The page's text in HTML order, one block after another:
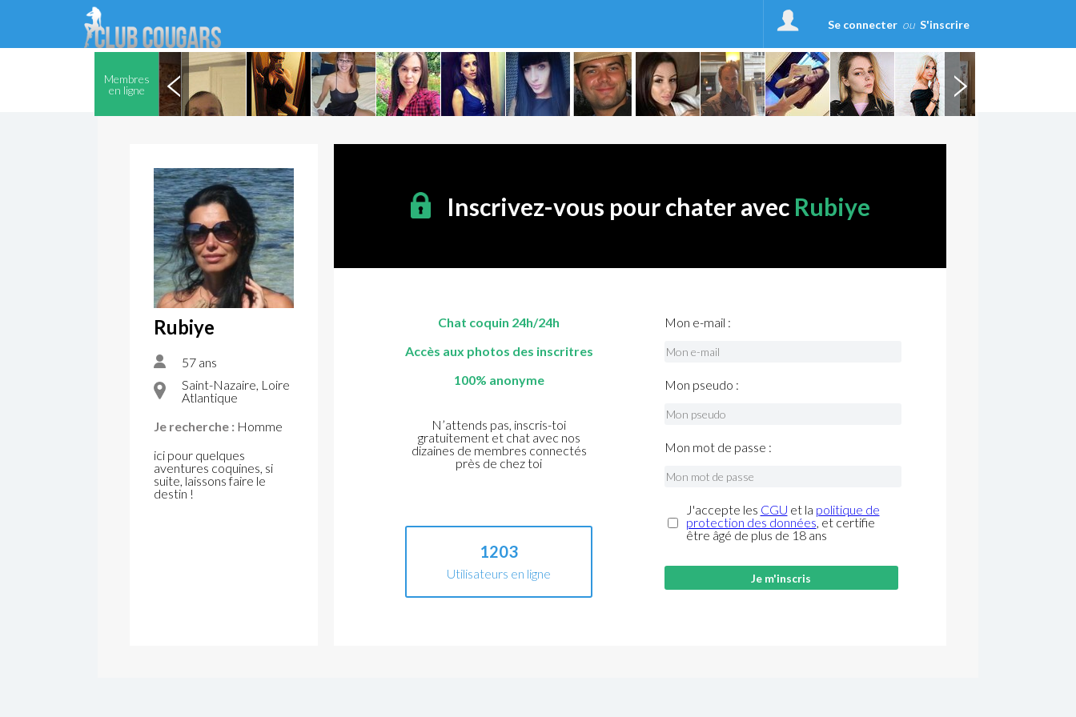
Se connecter ou S'inscrire
Membres
en ligne
Rubiye
57 ans
Saint-Nazaire, Loire
Atlantique
Je recherche : Homme
ici pour quelques
aventures coquines, si
suite, laissons faire le
destin !
Inscrivez-vous pour chater avec Rubiye
Chat coquin 24h/24h
Accès aux photos des inscritres
100% anonyme
N’attends pas, inscris-toi
gratuitement et chat avec nos
dizaines de membres connectés
près de chez toi
1203
Utilisateurs en ligne
Mon e-mail :
Mon pseudo :
Mon mot de passe :
J'accepte les CGU et la politique de
protection des données, et certifie
être âgé de plus de 18 ans